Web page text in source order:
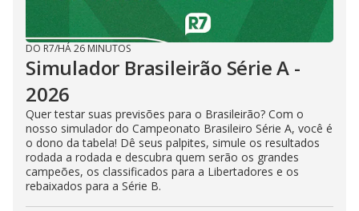
DO R7/HÁ 26 MINUTOS
Simulador Brasileirão Série A -
2026
Quer testar suas previsões para o Brasileirão? Com o
nosso simulador do Campeonato Brasileiro Série A, você é
o dono da tabela! Dê seus palpites, simule os resultados
rodada a rodada e descubra quem serão os grandes
campeões, os classificados para a Libertadores e os
rebaixados para a Série B.